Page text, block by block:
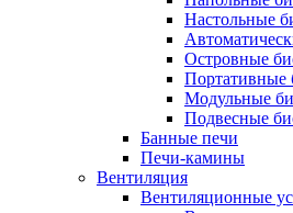
Настольные
Островные
Портативные
Модульные
Подвесные
Банные печи
Печи-камины
Вентиляция
Вентиляционные